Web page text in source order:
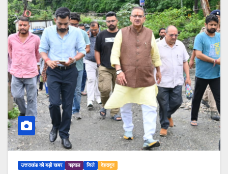
उत्तराखंड की बड़ी खबर गढ़वाल जिले देहरादून